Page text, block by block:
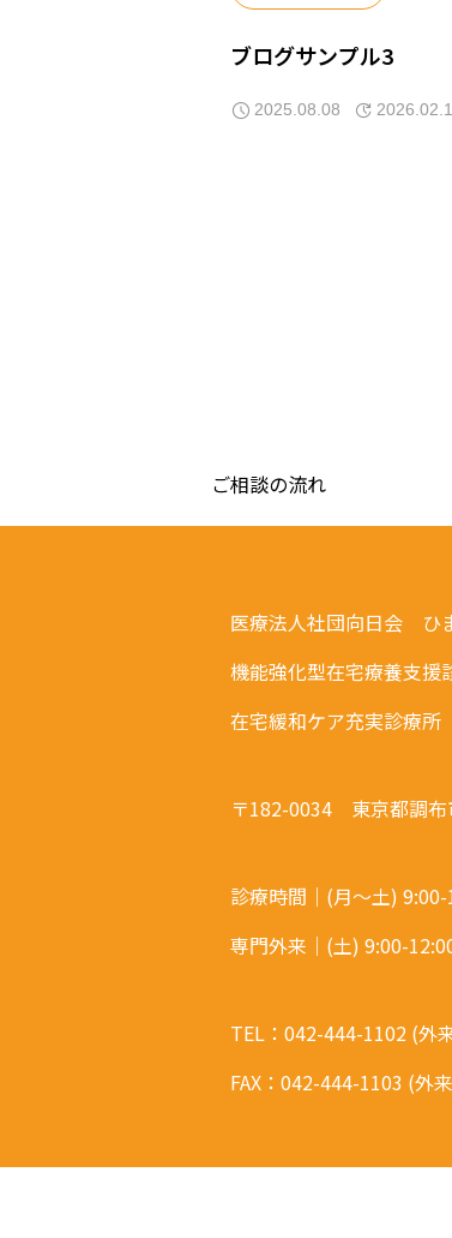
ブログサンプル3
2025.08.08
ご相談の流れ
医療法人社団向日会 ひ
機能強化型在宅療養支援
在宅緩和ケア充実診療所
〒182-0034 東京都調布
診療時間｜(月～土)
専門外来｜(土) 9:00-
TEL：042-444-1102 (
FAX：042-444-1103 (外